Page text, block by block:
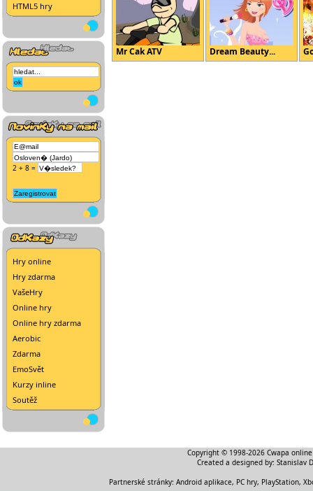
HTML5 hry
2 + 8 =
Hry online
Hry zdarma
VašeHry
Online hry
Online hry zdarma
Aerobic
Zdarma
EmoSvět
Kurzy inline
Soutěž
Mr Cak ATV Dream Beauty...
Copyright © 1998-2026 Cwapa
Created a designed by: Stanislav
Partnerské stránky: Android aplikace, PC hry, PlayStation,